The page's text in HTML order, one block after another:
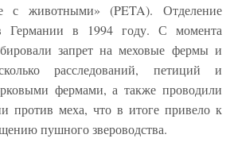
с животными» (PETA). Отделение
Германии в 1994 году. С момента
запрет на меховые фермы и
расследований, петиций и
фермами, а также проводили
против меха, что в итоге привело к
пушного звероводства.